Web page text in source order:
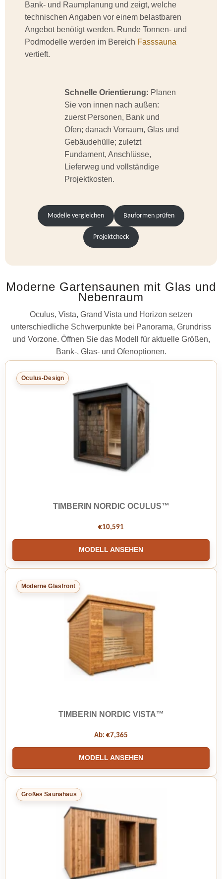
Bank- und Raumplanung und zeigt, welche
technischen Angaben vor einem belastbaren
Angebot benötigt werden. Runde Tonnen- und
Podmodelle werden im Bereich Fasssauna
vertieft.
Schnelle Orientierung: Planen
Sie von innen nach außen:
zuerst Personen, Bank und
Ofen; danach Vorraum, Glas und
Gebäudehülle; zuletzt
Fundament, Anschlüsse,
Lieferweg und vollständige
Projektkosten.
Modelle vergleichen Bauformen prüfen
Projektcheck
Moderne Gartensaunen mit Glas und
Nebenraum
Oculus, Vista, Grand Vista und Horizon setzen
unterschiedliche Schwerpunkte bei Panorama, Grundriss
und Vorzone. Öffnen Sie das Modell für aktuelle Größen,
Bank-, Glas- und Ofenoptionen.
Oculus-Design
TIMBERIN NORDIC OCULUS™
€10,591
MODELL ANSEHEN
Moderne Glasfront
TIMBERIN NORDIC VISTA™
Ab: €7,365
MODELL ANSEHEN
Großes Saunahaus